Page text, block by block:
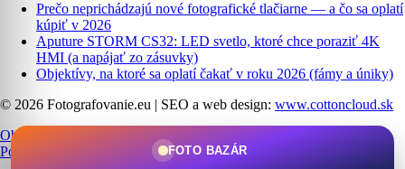
Prečo neprichádzajú nové fotografické tlačiarne — a čo sa oplatí
kúpiť v 2026
Aputure STORM CS32: LED svetlo, ktoré chce poraziť 4K
HMI (a napájať zo zásuvky)
Objektívy, na ktoré sa oplatí čakať v roku 2026 (fámy a úniky)
© 2026 Fotografovanie.eu | SEO a web design: www.cottoncloud.sk
Obchodné podmienky
Podmienky používania
FOTO BAZÁR